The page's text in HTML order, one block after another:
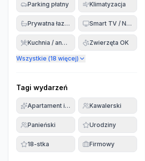
Parking płatny Klimatyzacja
Prywatna łazienka Smart TV / Netflix
Kuchnia / aneks Zwierzęta OK
Wszystkie (18 więcej)
Tagi wydarzeń
Apartament imprezowyKawalerski
Panieński Urodziny
18-stka Firmowy